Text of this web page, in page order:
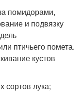
помидорами,
и подвязку
птичьего помета.
кустов
сортов лука;